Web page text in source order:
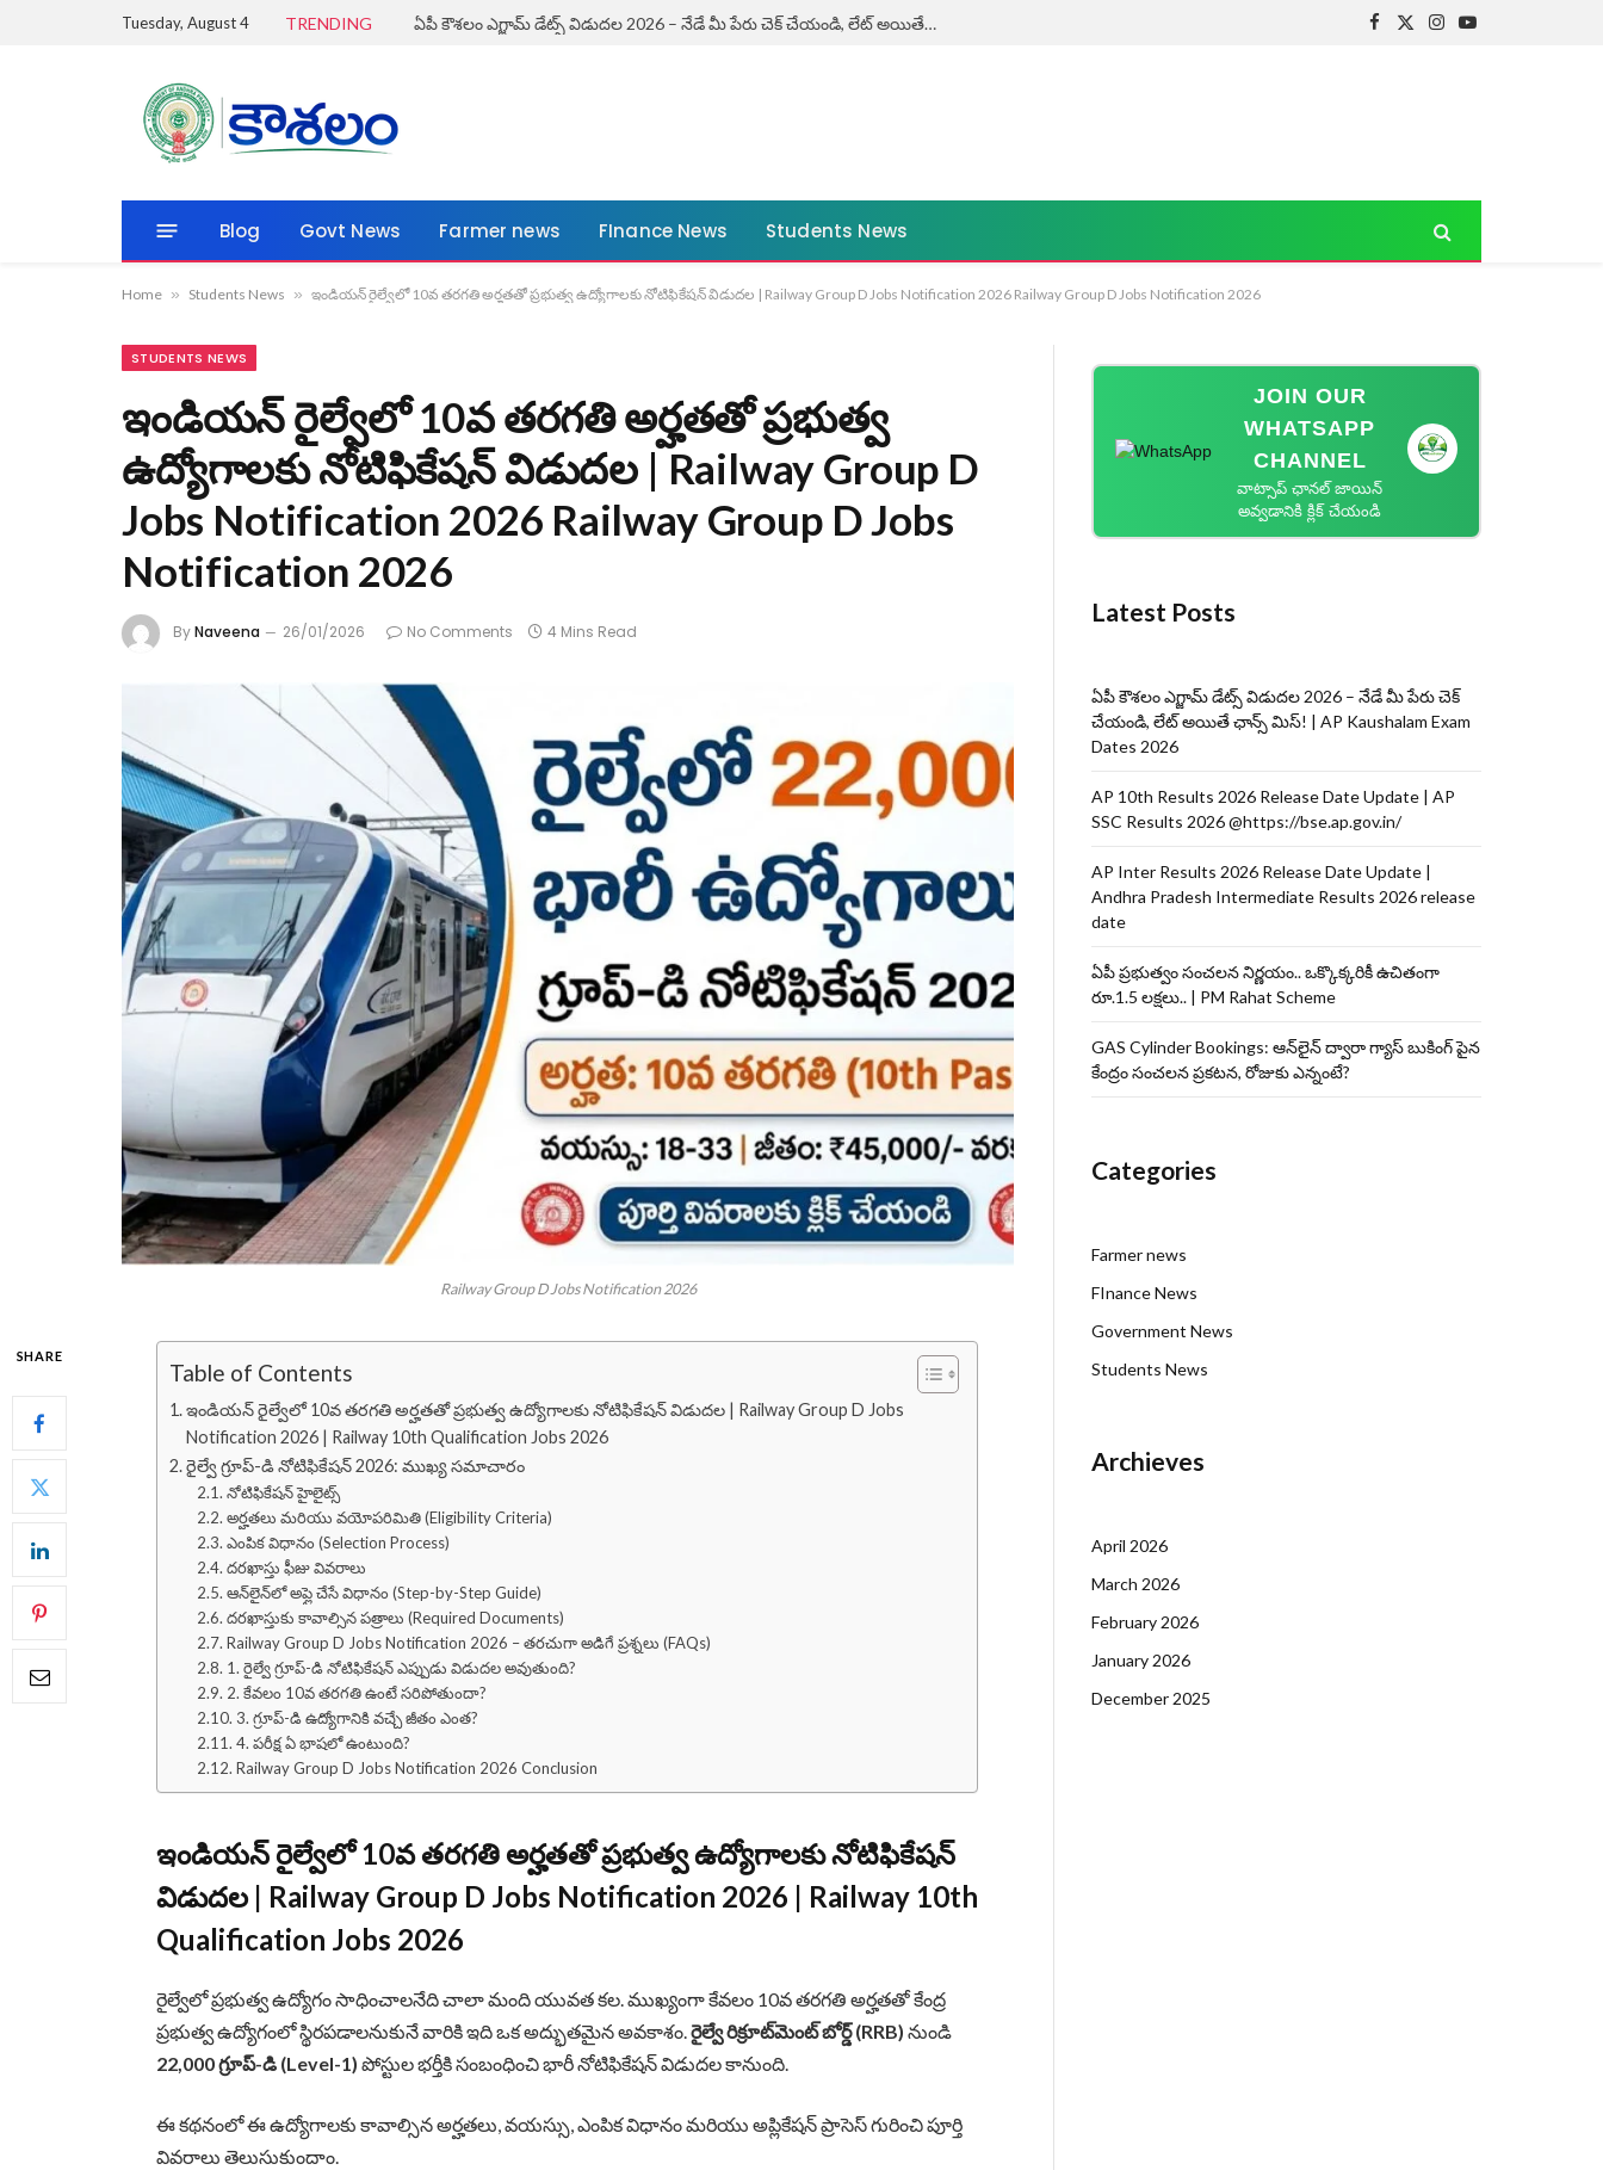
Tuesday, August 4 TRENDING ఏపీ కౌశలం ఎగ్జామ్ డేట్స్ విడుదల 2026 – నేడే మీ పేరు చెక్ చేయండి, లేట్ అయితే ఛాన్స్ మిస్! | AP Kaushalam Exam Dates 2026
Facebook
X
Instagram
YouTube
Blog Govt News Farmer news FInance News Students News
Home » Students News » ఇండియన్ రైల్వేలో 10వ తరగతి అర్హతతో ప్రభుత్వ ఉద్యోగాలకు నోటిఫికేషన్ విడుదల | Railway Group D Jobs Notification 2026 Railway Group D Jobs Notification 2026
STUDENTS NEWS
ఇండియన్ రైల్వేలో 10వ తరగతి అర్హతతో ప్రభుత్వ
ఉద్యోగాలకు నోటిఫికేషన్ విడుదల | Railway Group D
Jobs Notification 2026 Railway Group D Jobs
Notification 2026
ByNaveena 26/01/2026 No Comments 4 Mins Read
Railway Group D Jobs Notification 2026
SHARE
Table of Contents
ఇండియన్ రైల్వేలో 10వ తరగతి అర్హతతో ప్రభుత్వ ఉద్యోగాలకు నోటిఫికేషన్ విడుదల | Railway Group D Jobs
Notification 2026 | Railway 10th Qualification Jobs 2026
రైల్వే గ్రూప్-డి నోటిఫికేషన్ 2026: ముఖ్య సమాచారం
నోటిఫికేషన్ హైలైట్స్
అర్హతలు మరియు వయోపరిమితి (Eligibility Criteria)
ఎంపిక విధానం (Selection Process)
దరఖాస్తు ఫీజు వివరాలు
ఆన్‌లైన్‌లో అప్లై చేసే విధానం (Step-by-Step Guide)
దరఖాస్తుకు కావాల్సిన పత్రాలు (Required Documents)
Railway Group D Jobs Notification 2026 – తరచుగా అడిగే ప్రశ్నలు (FAQs)
1. రైల్వే గ్రూప్-డి నోటిఫికేషన్ ఎప్పుడు విడుదల అవుతుంది?
2. కేవలం 10వ తరగతి ఉంటే సరిపోతుందా?
3. గ్రూప్-డి ఉద్యోగానికి వచ్చే జీతం ఎంత?
4. పరీక్ష ఏ భాషలో ఉంటుంది?
Railway Group D Jobs Notification 2026 Conclusion
ఇండియన్ రైల్వేలో 10వ తరగతి అర్హతతో ప్రభుత్వ ఉద్యోగాలకు నోటిఫికేషన్
విడుదల | Railway Group D Jobs Notification 2026 | Railway 10th
Qualification Jobs 2026
రైల్వేలో ప్రభుత్వ ఉద్యోగం సాధించాలనేది చాలా మంది యువత కల. ముఖ్యంగా కేవలం 10వ తరగతి అర్హతతో కేంద్ర
ప్రభుత్వ ఉద్యోగంలో స్థిరపడాలనుకునే వారికి ఇది ఒక అద్భుతమైన అవకాశం.రైల్వే రిక్రూట్‌మెంట్ బోర్డ్ (RRB) నుండి
22,000 గ్రూప్-డి (Level-1) పోస్టుల భర్తీకి సంబంధించి భారీ నోటిఫికేషన్ విడుదల కానుంది.
ఈ కథనంలో ఈ ఉద్యోగాలకు కావాల్సిన అర్హతలు, వయస్సు, ఎంపిక విధానం మరియు అప్లికేషన్ ప్రాసెస్ గురించి పూర్తి
వివరాలు తెలుసుకుందాం.
JOIN OUR
WHATSAPP
CHANNEL
వాట్సాప్ ఛానల్ జాయిన్
అవ్వడానికి క్లిక్ చేయండి
Latest Posts
ఏపీ కౌశలం ఎగ్జామ్ డేట్స్ విడుదల 2026 – నేడే మీ పేరు చెక్
చేయండి, లేట్ అయితే ఛాన్స్ మిస్! | AP Kaushalam Exam
Dates 2026
AP 10th Results 2026 Release Date Update | AP
SSC Results 2026 @https://bse.ap.gov.in/
AP Inter Results 2026 Release Date Update |
Andhra Pradesh Intermediate Results 2026 release
date
ఏపీ ప్రభుత్వం సంచలన నిర్ణయం.. ఒక్కొక్కరికీ ఉచితంగా
రూ.1.5 లక్షలు.. | PM Rahat Scheme
GAS Cylinder Bookings: ఆన్‌లైన్‌ ద్వారా గ్యాస్ బుకింగ్ పైన
కేంద్రం సంచలన ప్రకటన, రోజుకు ఎన్నంటే?
Categories
Farmer news
FInance News
Government News
Students News
Archieves
April 2026
March 2026
February 2026
January 2026
December 2025